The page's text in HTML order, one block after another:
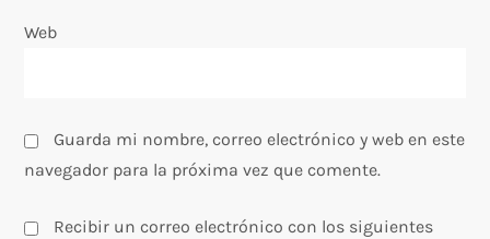
d
s
Web
Guarda mi nombre, correo electrónico y web en este
navegador para la próxima vez que comente.
Recibir un correo electrónico con los siguientes